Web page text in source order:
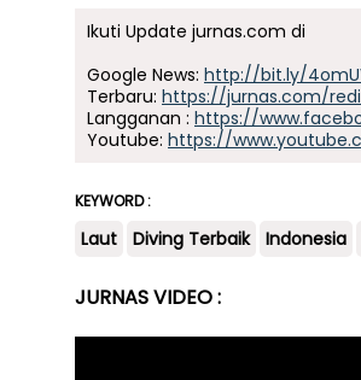
Ikuti Update jurnas.com di
Google News: http://bit.ly/
Terbaru: https://jurnas.com/
Langganan : https://
Youtube: https://
KEYWORD :
Laut Diving Terbaik Indonesia
JURNAS VIDEO :